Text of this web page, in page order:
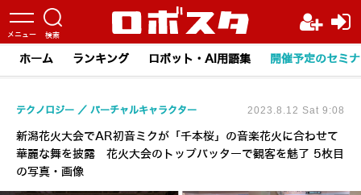
ホーム ランキング ロボット・AI用語集 開催予定のセミ
新潟花火大会でAR初音ミクが「千本桜」の音楽花火に合わせて
華麗な舞を披露 花火大会のトップバッターで観客を魅了 5枚目
の写真・画像
テクノロジー バーチャルキャラクター 2023.8.12 Sat 9:08